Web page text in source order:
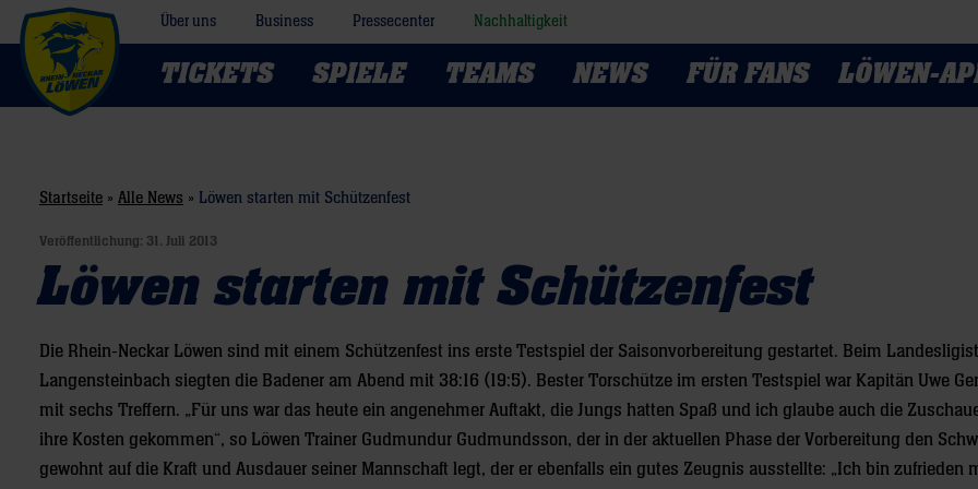
Über uns Business Pressecenter Nachhaltigkeit
TICKETS SPIELE TEAMS NEWS FÜR FANS LÖWEN-
Startseite » Alle News » Löwen starten mit Schützenfest
Veröffentlichung: 31. Juli 2013
Löwen starten mit Schützenfest
Die Rhein-Neckar Löwen sind mit einem Schützenfest ins erste Testspiel der Saisonvorbereitung gestartet. Beim
Langensteinbach siegten die Badener am Abend mit 38:16 (19:5). Bester Torschütze im ersten Testspiel war Kapitän Uwe
mit sechs Treffern. „Für uns war das heute ein angenehmer Auftakt, die Jungs hatten Spaß und ich glaube auch die
ihre Kosten gekommen“, so Löwen Trainer Gudmundur Gudmundsson, der in der aktuellen Phase der Vorbereitung den
gewohnt auf die Kraft und Ausdauer seiner Mannschaft legt, der er ebenfalls ein gutes Zeugnis ausstellte: „Ich bin zufrieden